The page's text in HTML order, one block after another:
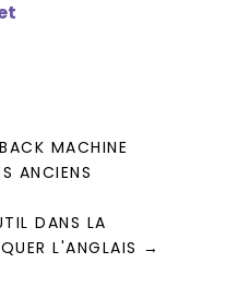
MACHINE
ANCIENS
DANS LA
L'ANGLAIS →